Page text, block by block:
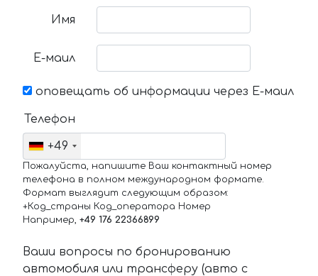
Имя
Е-маил
оповещать об информации через Е-маил
Телефон
+49
Пожалуйста, напишите Ваш контактный номер
телефона в полном международном формате.
Формат выглядит следующим образом:
+Код_страны Код_оператора Номер
Например, +49 176 22366899
Ваши вопросы по бронированию
автомобиля или трансферу (авто с